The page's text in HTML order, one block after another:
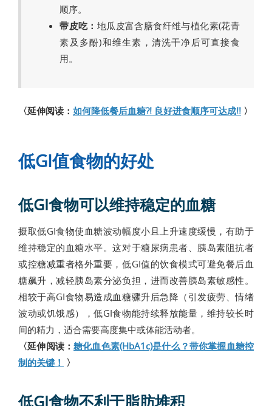
顺序。
带皮吃： 地瓜皮富含膳食纤维与植化素(花青
素及多酚)和维生素，清洗干净后可直接食
用。
〈延伸阅读： 如何降低餐后血糖?! 良好进食顺序可达成!! 〉
低GI值食物的好处
低GI食物可以维持稳定的血糖
摄取低GI食物使血糖波动幅度小且上升速度缓慢，有助于
维持稳定的血糖水平。这对于糖尿病患者、胰岛素阻抗者
或控糖减重者格外重要，低GI值的饮食模式可避免餐后血
糖飙升，减轻胰岛素分泌负担，进而改善胰岛素敏感性。
相较于高GI食物易造成血糖骤升后急降（引发疲劳、情绪
波动或饥饿感），低GI食物能持续释放能量，维持较长时
间的精力，适合需要高度集中或体能活动者。
〈延伸阅读：糖化血色素(HbA1c)是什么？带你掌握血糖控
制的关键！ 〉
低GI食物不利于脂肪堆积